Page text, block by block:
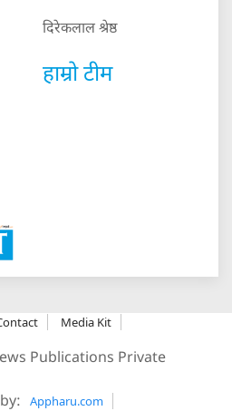
दिरेकलाल श्रेष्ठ
हाम्रो टीम
Media Kit
Publications Private
Appharu.com